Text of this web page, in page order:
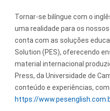
Tornar-se bilíngue com o
uma realidade para os
conta com as soluções
Solution (PES), oferecendo
material internacional
Press, da Universidade de
conteúdo e experiências,
https://